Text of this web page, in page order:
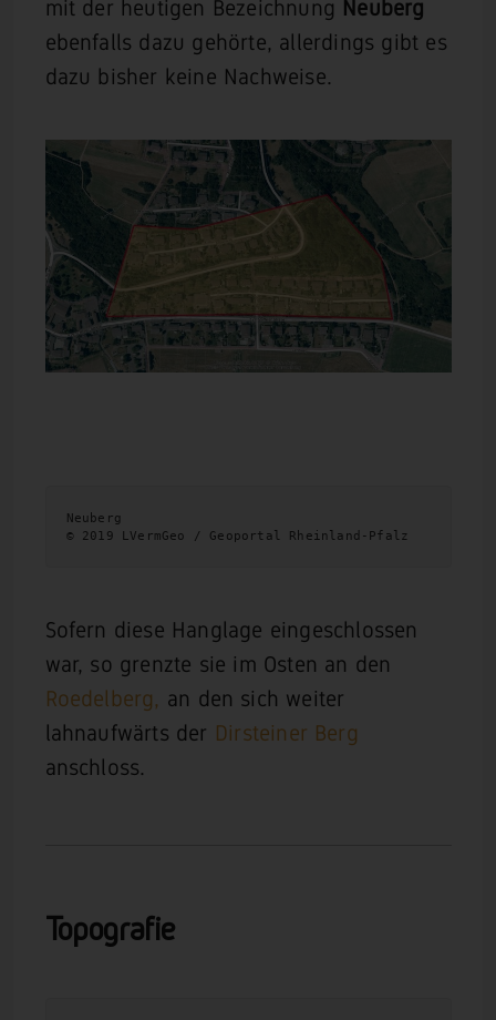
mit der heutigen Bezeichnung Neuberg
ebenfalls dazu gehörte, allerdings gibt es
dazu bisher keine Nachweise.
Neuberg
© 2019 LVermGeo / Geoportal Rheinland-Pfalz
Sofern diese Hanglage eingeschlossen
war, so grenzte sie im Osten an den
Roedelberg, an den sich weiter
lahnaufwärts der Dirsteiner Berg
anschloss.
Topografie